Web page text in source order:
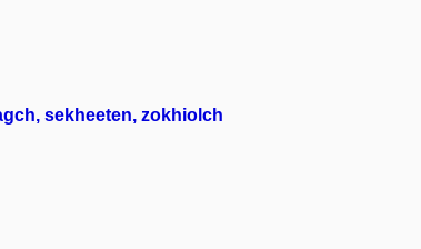
sekheeten, zokhiolch